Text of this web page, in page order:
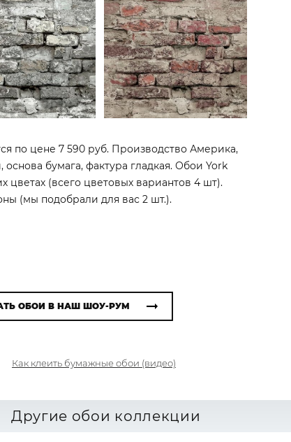
по цене 7 590 руб. Производство Америка,
бумага, фактура гладкая. Обои York
цветах (всего цветовых вариантов 4 шт).
(мы подобрали для вас 2 шт.).
ОБОИ В НАШ ШОУ-РУМ
Как клеить бумажные обои (видео)
Другие обои коллекции